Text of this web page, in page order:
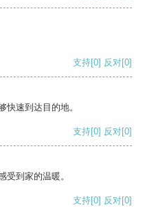
支持[0] 反对[0]
快速到达目的地。
支持[0] 反对[0]
受到家的温暖。
支持[0] 反对[0]